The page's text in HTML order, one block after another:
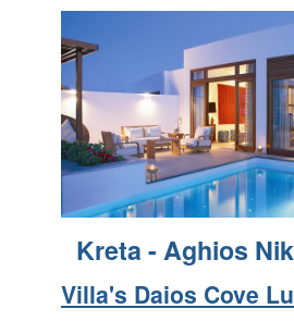
Kreta - Aghios
Villa's Daios Cove